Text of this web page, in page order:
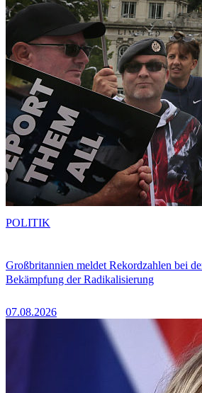
Großbritannien meldet Rekordzahlen bei
Bekämpfung der Radikalisierung
07.08.2026
POLITIK